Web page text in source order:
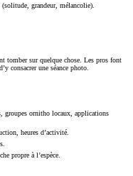
(solitude, grandeur, mélancolie).
tomber sur quelque chose. Les pros font
consacrer une séance photo.
groupes ornitho locaux, applications
heures d’activité.
propre à l’espèce.